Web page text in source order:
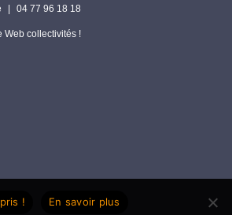
04 77 96 18 18
Web collectivités !
! En savoir plus